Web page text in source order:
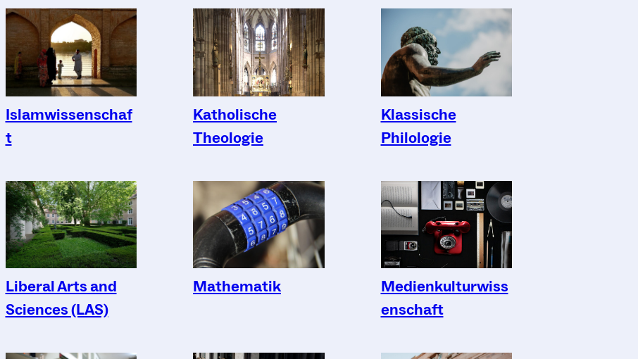
Islamwissenschaf
t
Katholische
Theologie
Klassische
Philologie
Liberal Arts and
Sciences (LAS)
Mathematik
Medienkulturwiss
enschaft